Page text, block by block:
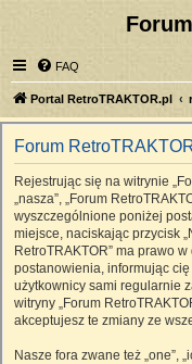
FAQ
Portal RetroTRAKTOR.pl
Forum
Rejestrując się na witrynie
„nasza”, „Forum
wyszczególnione poniżej
miejsce, naciskając przycisk
RetroTRAKTOR” ma prawo
postanowienia, informując
użytkownicy sami regularnie
witryny „Forum
akceptujesz te zmiany ze
Nasze fora zwane też „one”,